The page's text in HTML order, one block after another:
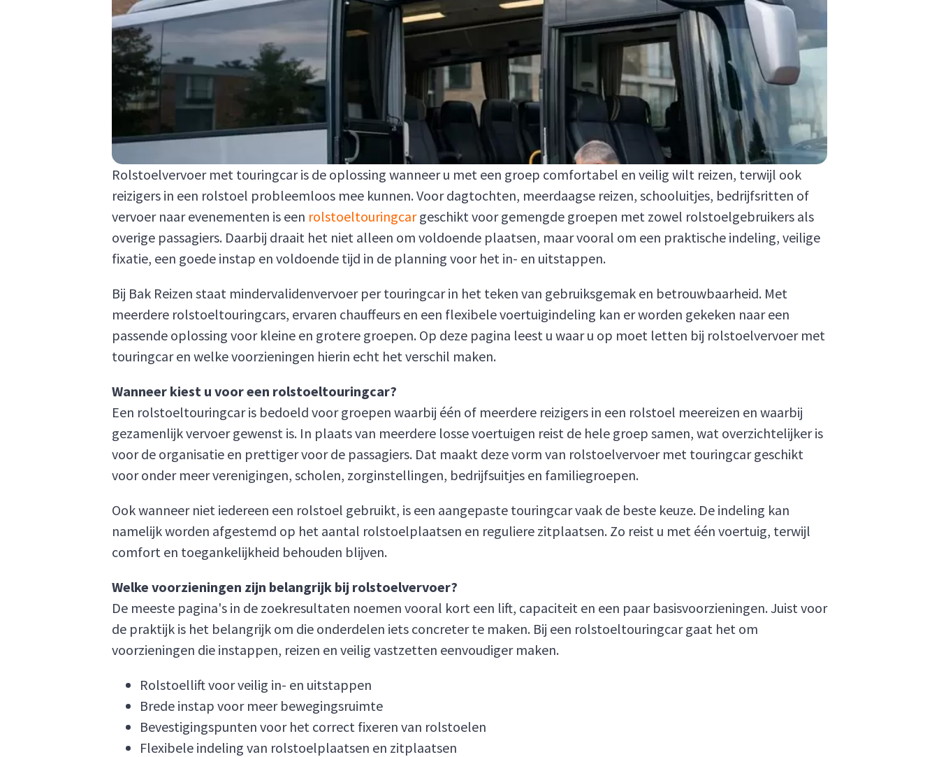
Rolstoelvervoer met touringcar is de oplossing wanneer u met een groep comfortabel en veilig wilt reizen, terwijl ook
reizigers in een rolstoel probleemloos mee kunnen. Voor dagtochten, meerdaagse reizen, schooluitjes, bedrijfsritten of
vervoer naar evenementen is een rolstoeltouringcargeschikt voor gemengde groepen met zowel rolstoelgebruikers als
overige passagiers. Daarbij draait het niet alleen om voldoende plaatsen, maar vooral om een praktische indeling, veilige
fixatie, een goede instap en voldoende tijd in de planning voor het in- en uitstappen.
Bij Bak Reizen staat mindervalidenvervoer per touringcar in het teken van gebruiksgemak en betrouwbaarheid. Met
meerdere rolstoeltouringcars, ervaren chauffeurs en een flexibele voertuigindeling kan er worden gekeken naar een
passende oplossing voor kleine en grotere groepen. Op deze pagina leest u waar u op moet letten bij rolstoelvervoer met
touringcar en welke voorzieningen hierin echt het verschil maken.
Wanneer kiest u voor een rolstoeltouringcar?
Een rolstoeltouringcar is bedoeld voor groepen waarbij één of meerdere reizigers in een rolstoel meereizen en waarbij
gezamenlijk vervoer gewenst is. In plaats van meerdere losse voertuigen reist de hele groep samen, wat overzichtelijker is
voor de organisatie en prettiger voor de passagiers. Dat maakt deze vorm van rolstoelvervoer met touringcar geschikt
voor onder meer verenigingen, scholen, zorginstellingen, bedrijfsuitjes en familiegroepen.
Ook wanneer niet iedereen een rolstoel gebruikt, is een aangepaste touringcar vaak de beste keuze. De indeling kan
namelijk worden afgestemd op het aantal rolstoelplaatsen en reguliere zitplaatsen. Zo reist u met één voertuig, terwijl
comfort en toegankelijkheid behouden blijven.
Welke voorzieningen zijn belangrijk bij rolstoelvervoer?
De meeste pagina's in de zoekresultaten noemen vooral kort een lift, capaciteit en een paar basisvoorzieningen. Juist voor
de praktijk is het belangrijk om die onderdelen iets concreter te maken. Bij een rolstoeltouringcar gaat het om
voorzieningen die instappen, reizen en veilig vastzetten eenvoudiger maken.
Rolstoellift voor veilig in- en uitstappen
Brede instap voor meer bewegingsruimte
Bevestigingspunten voor het correct fixeren van rolstoelen
Flexibele indeling van rolstoelplaatsen en zitplaatsen